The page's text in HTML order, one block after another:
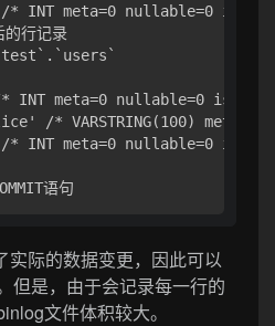
/* INT meta=0 nullable=0
行记录
`test`.`users`
* INT meta=0 nullable=0
/* VARSTRING(100)
/* INT meta=0 nullable=0
际的数据变更，因此可以
但是，由于会记录每一行的
文件体积较大。